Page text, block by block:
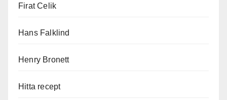
Firat Celik
Hans Falklind
Henry Bronett
Hitta recept